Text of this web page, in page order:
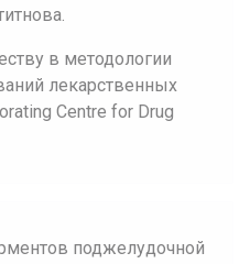
в методологии
лекарственных
Centre for Drug
поджелудочной